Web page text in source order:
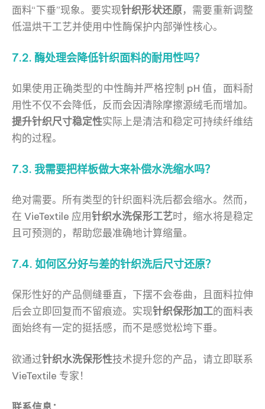
面料“下垂”现象。要实现针织形状还原，需要重新调整
低温烘干工艺并使用中性酶保护内部弹性核心。
7.2. 酶处理会降低针织面料的耐用性吗？
如果使用正确类型的中性酶并严格控制 pH 值，面料耐
用性不仅不会降低，反而会因清除摩擦源绒毛而增加。
提升针织尺寸稳定性实际上是清洁和稳定可持续纤维结
构的过程。
7.3. 我需要把样板做大来补偿水洗缩水吗？
绝对需要。所有类型的针织面料洗后都会缩水。然而，
在 VieTextile 应用针织水洗保形工艺时，缩水将是稳定
且可预测的，帮助您最准确地计算缩量。
7.4. 如何区分好与差的针织洗后尺寸还原？
保形性好的产品侧缝垂直，下摆不会卷曲，且面料拉伸
后会立即回复而不留痕迹。实现针织保形加工的面料表
面始终有一定的挺括感，而不是感觉松垮下垂。
欲通过针织水洗保形性技术提升您的产品，请立即联系
VieTextile 专家！